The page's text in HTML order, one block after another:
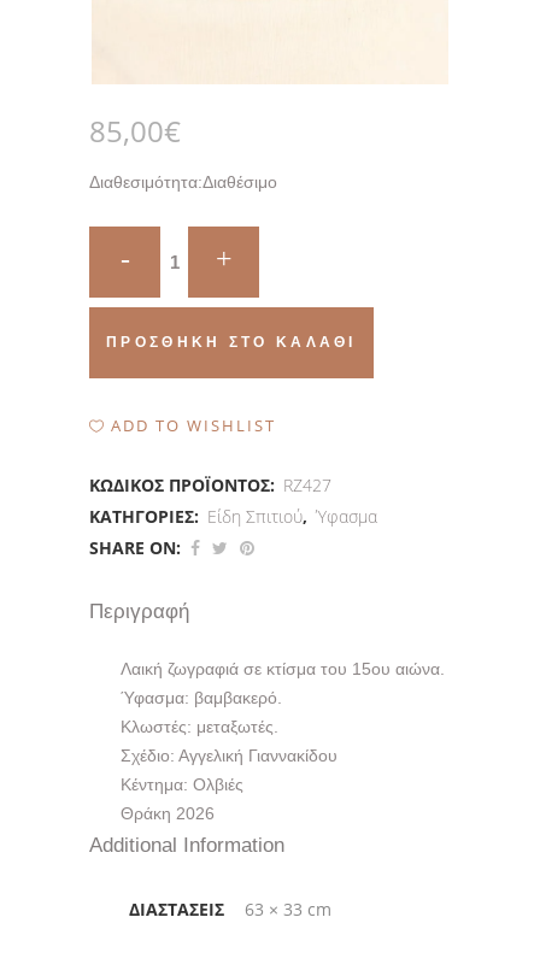
85,00€
Διαθεσιμότητα:Διαθέσιμο
ΠΡΟΣΘΉΚΗ ΣΤΟ ΚΑΛΆΘΙ
ADD TO WISHLIST
ΚΩΔΙΚΌΣ ΠΡΟΪΌΝΤΟΣ: RZ427
ΚΑΤΗΓΟΡΊΕΣ: Είδη Σπιτιού, Ύφασμα
SHARE ON:
Περιγραφή
Λαική ζωγραφιά σε κτίσμα του 15ου αιώνα.
Ύφασμα: βαμβακερό.
Κλωστές: μεταξωτές.
Σχέδιο: Αγγελική Γιαννακίδου
Κέντημα: Ολβιές
Θράκη 2026
Additional Information
ΔΙΑΣΤΆΣΕΙΣ 63 × 33 cm